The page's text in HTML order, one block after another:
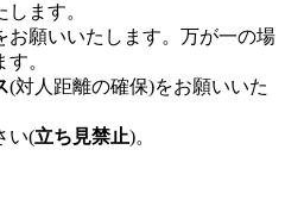
ます。
お願いいたします。万が一の場
。
(対人距離の確保)をお願いいた
い(立ち見禁止)。